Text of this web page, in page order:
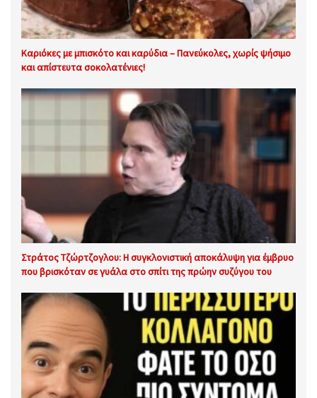
Καριόκες με μπισκότο και καρύδια – Πανεύκολες, χωρίς ψήσιμο
και απίστευτα σοκολατένιες!
Στράτος Τζώρτζογλου: Η συγκλονιστική αποκάλυψη για έμβρυο
που βρισκόταν σε γυάλα στο σπίτι της πρώην συζύγου του